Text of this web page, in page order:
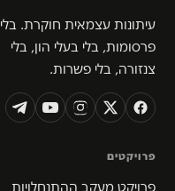
עיתונות עצמאית חוקרת. בלי
פרסומות, בלי בעלי הון, בלי
צנזורה, בלי פשרות.
פרויקטים
פרויקט מעקב ההתנחלויות